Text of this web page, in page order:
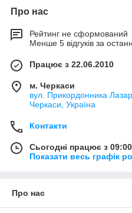
Про нас
Рейтинг не сформований
Менше 5 відгуків за
Працює з 22.06.2010
м. Черкаси
вул. Прикордонника
Черкаси, Україна
Контакти
Сьогодні працює з
Показати весь графік
Про нас